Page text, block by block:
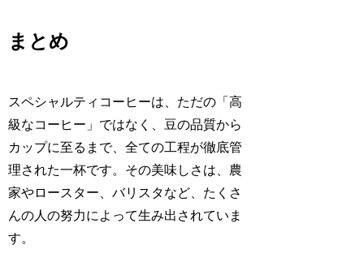
まとめ
スペシャルティコーヒーは、ただの「高
級なコーヒー」ではなく、豆の品質から
カップに至るまで、全ての工程が徹底管
理された一杯です。その美味しさは、農
家やロースター、バリスタなど、たくさ
んの人の努力によって生み出されていま
す。